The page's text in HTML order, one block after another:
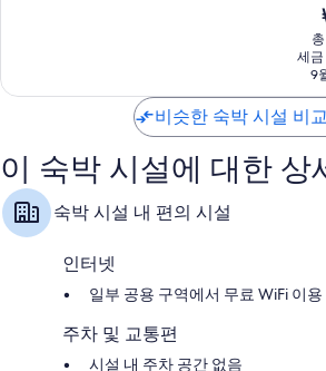
매
륭
해
요,
이
용
세
9
비슷한 숙박 시설 비
이 숙박 시설에 대한 상
숙박 시설 내 편의 시설
인터넷
일부 공용 구역에서 무료 WiFi 이용
주차 및 교통편
시설 내 주차 공간 없음